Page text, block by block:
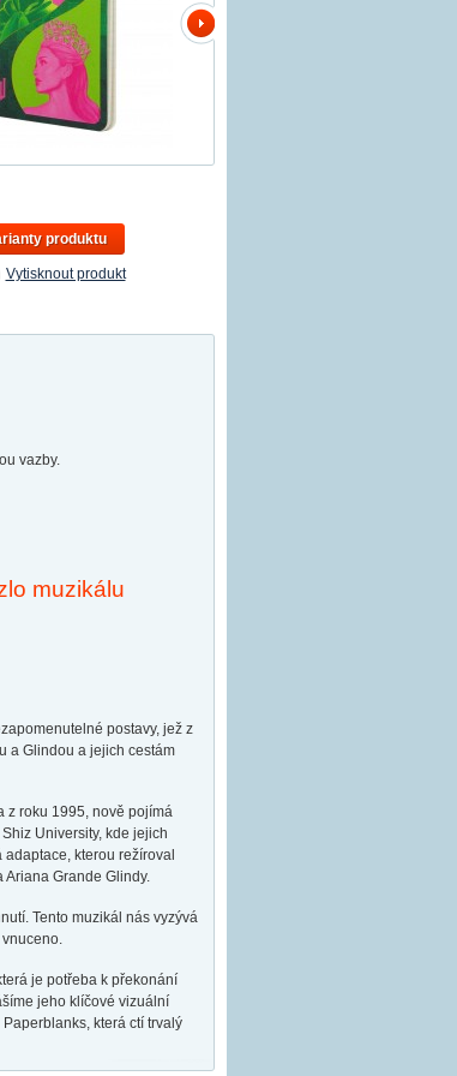
produktu
Vytisknout produkt
vazby.
muzikálu
postavy, jež z
a Glindou a jejich cestám
z roku 1995, nově pojímá
University, kde jejich
kterou režíroval
Grande Glindy.
Tento muzikál nás vyzývá
je potřeba k překonání
jeho klíčové vizuální
která ctí trvalý